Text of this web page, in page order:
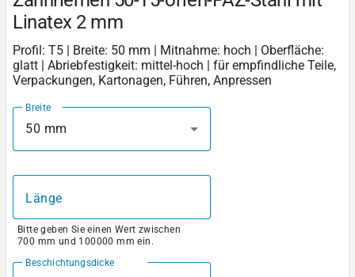
Linatex 2 mm
Profil: T5 | Breite: 50 mm | Mitnahme: hoch | Oberfläche:
glatt | Abriebfestigkeit: mittel-hoch | für empfindliche Teile,
Verpackungen, Kartonagen, Führen, Anpressen
Breite
50 mm
Länge
Bitte geben Sie einen Wert zwischen
700 mm und 100000 mm ein.
Beschichtungsdicke